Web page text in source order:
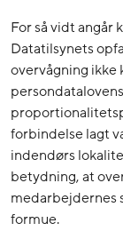
For så vidt angår
Datatilsynets
overvågning ikke
forbindelse lagt
indendørs
betydning, at
medarbejdernes
formue.